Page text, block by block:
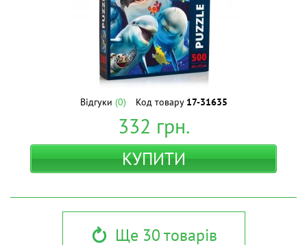
Відгуки (0) Код товару 17-31635
332 грн.
КУПИТИ
Ще 30 товарів